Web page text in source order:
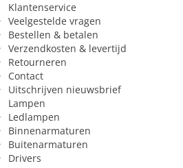
Toepassing
Sfeer van het licht
Geschikt voor constante
spanning
Klantenservice
Veelgestelde vragen
Bestellen & betalen
Verzendkosten & levertijd
Retourneren
Contact
Uitschrijven nieuwsbrief
Lampen
Ledlampen
Binnenarmaturen
Buitenarmaturen
Drivers